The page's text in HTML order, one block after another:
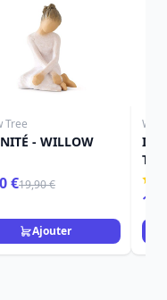
Tree
- WILLOW
€19,90 €
Ajouter
ICI